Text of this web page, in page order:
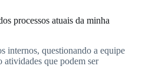
processos atuais da minha
internos, questionando a equipe
que podem ser